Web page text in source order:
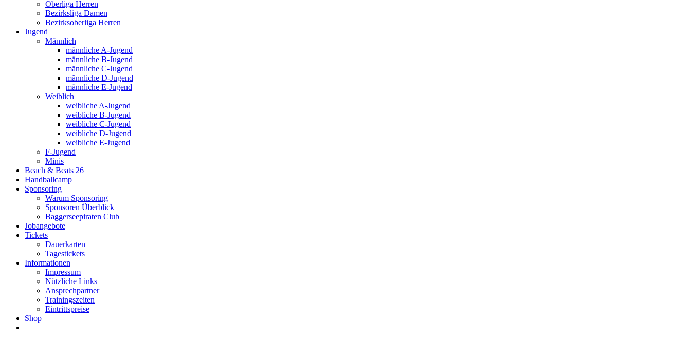
Oberliga Herren
Bezirksliga Damen
Bezirksoberliga Herren
Jugend
Männlich
männliche A-Jugend
männliche B-Jugend
männliche C-Jugend
männliche D-Jugend
männliche E-Jugend
Weiblich
weibliche A-Jugend
weibliche B-Jugend
weibliche C-Jugend
weibliche D-Jugend
weibliche E-Jugend
F-Jugend
Minis
Beach & Beats 26
Handballcamp
Sponsoring
Warum Sponsoring
Sponsoren Überblick
Baggerseepiraten Club
Jobangebote
Tickets
Dauerkarten
Tagestickets
Informationen
Impressum
Nützliche Links
Ansprechpartner
Trainingszeiten
Eintrittspreise
Shop